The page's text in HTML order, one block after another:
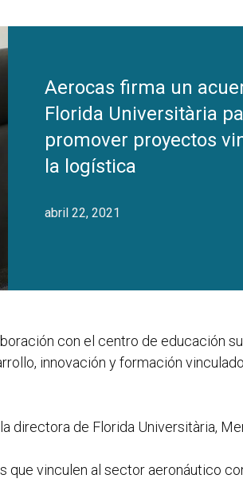
Aerocas firma un
Florida Universitària
promover proyectos
la logística
abril 22, 2021
con el centro de educación
innovación y formación
directora de Florida Universitària,
vinculen al sector aeronáutico